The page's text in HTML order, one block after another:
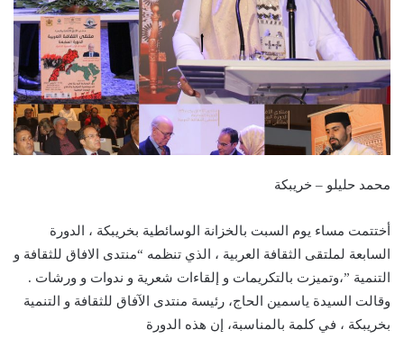
محمد حليلو – خريبكة
أختتمت مساء يوم السبت بالخزانة الوسائطية بخريبكة ، الدورة
السابعة لملتقى الثقافة العربية ، الذي تنظمه “منتدى الافاق للثقافة و
التنمية ”،وتميزت بالتكريمات و إلقاءات شعرية و ندوات و ورشات .
وقالت السيدة ياسمين الحاج، رئيسة منتدى الآفاق للثقافة و التنمية
بخريبكة ، في كلمة بالمناسبة، إن هذه الدورة